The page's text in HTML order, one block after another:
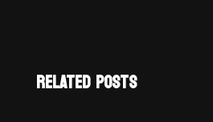
RELATED POSTS